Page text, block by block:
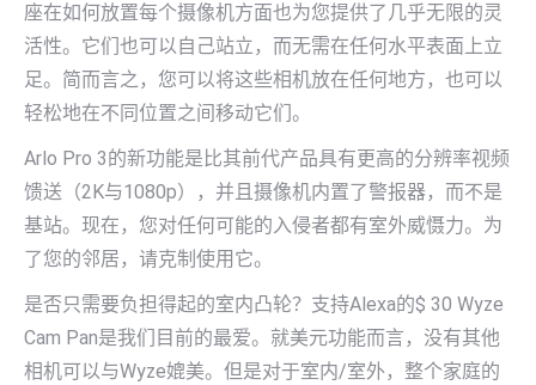
座在如何放置每个摄像机方面也为您提供了几乎无限的灵
活性。它们也可以自己站立，而无需在任何水平表面上立
足。简而言之，您可以将这些相机放在任何地方，也可以
轻松地在不同位置之间移动它们。
Arlo Pro 3的新功能是比其前代产品具有更高的分辨率视频
馈送（2K与1080p），并且摄像机内置了警报器，而不是
基站。现在，您对任何可能的入侵者都有室外威慑力。为
了您的邻居，请克制使用它。
是否只需要负担得起的室内凸轮？支持Alexa的$ 30 Wyze
Cam Pan是我们目前的最爱。就美元功能而言，没有其他
相机可以与Wyze媲美。但是对于室内/室外，整个家庭的